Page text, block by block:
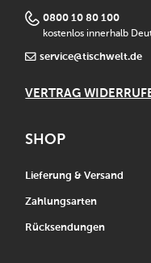
0800 10 80 100
kostenlos innerhalb
service@tischwelt.de
VERTRAG
SHOP
Lieferung & Versand
Zahlungsarten
Rücksendungen